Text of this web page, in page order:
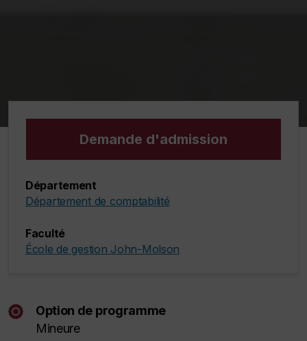
Demande d'admission
Département
Département de comptabilité
Faculté
École de gestion John-Molson
Option de programme
Mineure